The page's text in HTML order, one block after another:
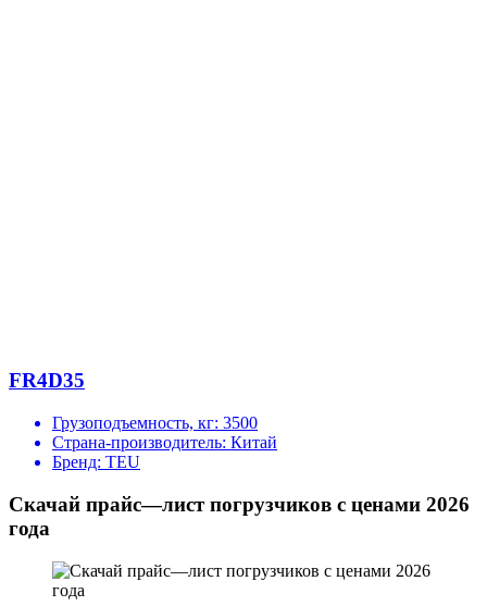
FR4D35
Грузоподъемность, кг: 3500
Страна-производитель: Китай
Бренд: TEU
Скачай прайс—лист погрузчиков с ценами 2026
года